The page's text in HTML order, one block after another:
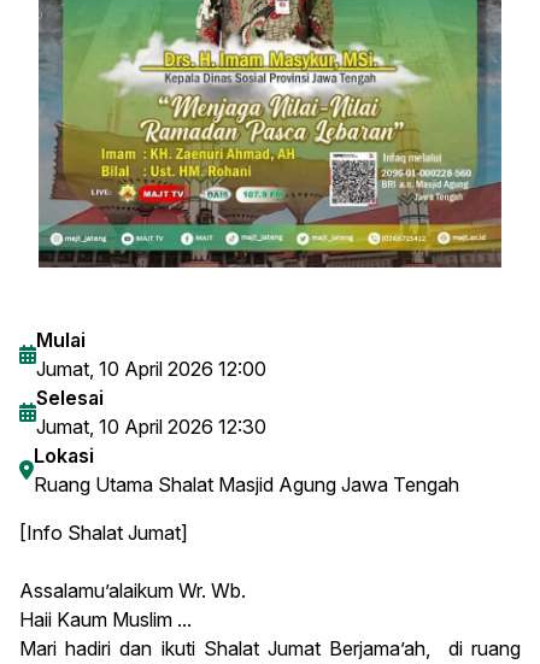
Mulai
Jumat, 10 April 2026 12:00
Selesai
Jumat, 10 April 2026 12:30
Lokasi
Ruang Utama Shalat Masjid Agung Jawa Tengah
[Info Shalat Jumat]
Assalamu’alaikum Wr. Wb.
Haii Kaum Muslim ...
Mari hadiri dan ikuti Shalat Jumat Berjama’ah, di ruang